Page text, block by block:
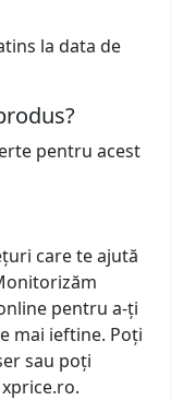
la data de
pentru acest
care te ajută
pentru a-ți
mai ieftine. Poți
sau poți